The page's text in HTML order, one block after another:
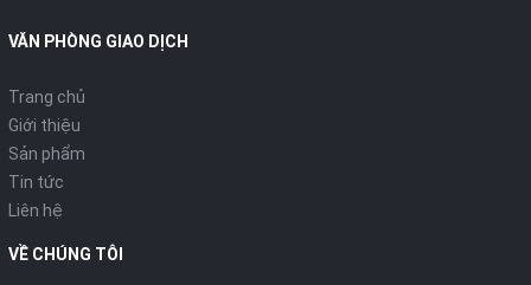
công suất 1, 2,3 và tương ứng với công suất cũng như nhiệt
năng tăng dần đều giống như các mức công suất của quạt
điện mà người dùng hay sử dụng.
Nút điều chỉnh công suất của máy sưởi dầu Saiko OR-5213T
- Nút thứ 2 bên phải là nút điều khiển mức nhiệt được xoay từ
trái qua phải giúp điều khiển mức nhiệt từ thấp tới cao tương
VĂN PHÒNG GIAO DỊCH
Trang chủ
Giới thiệu
Sản phẩm
Tin tức
Liên hệ
VỀ CHÚNG TÔI